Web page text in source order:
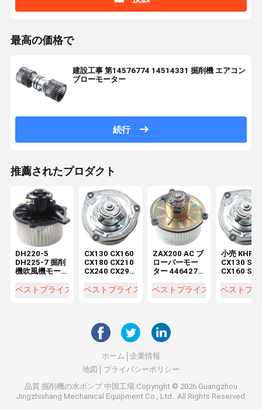
最高の価格で
建設工事 第14576774 14514331 掘削機 エアコン
ブローモーター
続行
推薦されたプロダクト
DH220-5
DH225-7 掘削
機吹風機モー
K1040112 コ
ベストプライス
CX130 CX160
CX180 CX210
CX240 CX290
理工房 電機
ベストプライス
ZAX200 AC ブ
ローバーモー
ター 4464276
修理工場の掘
ベストプライス
小売
CX130
CX160
ーター
ベストプ
ホーム
企業情報
地図
プライバシーポリシー
品質 掘削機の水ポンプ中国工場.Copyright © 2026 Guangzhou
Jingzhishang Mechanical Equipment Co., Ltd.. All Rights Reserved.